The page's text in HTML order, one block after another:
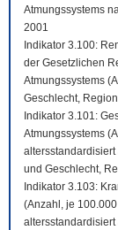
Atmungssystems
2001
Indikator 3.100:
der Gesetzlichen
Atmungssystems
Geschlecht,
Indikator 3.101:
Atmungssystems
und Geschlecht,
Indikator 3.103:
(Anzahl, je